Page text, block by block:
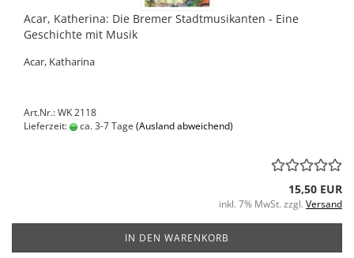
Acar, Katherina: Die Bremer Stadtmusikanten - Eine
Geschichte mit Musik
Acar, Katharina
Art.Nr.: WK 2118
Lieferzeit:
ca. 3-7 Tage (Ausland abweichend)
15,50 EUR
inkl. 7% MwSt. zzgl. Versand
IN DEN WARENKORB